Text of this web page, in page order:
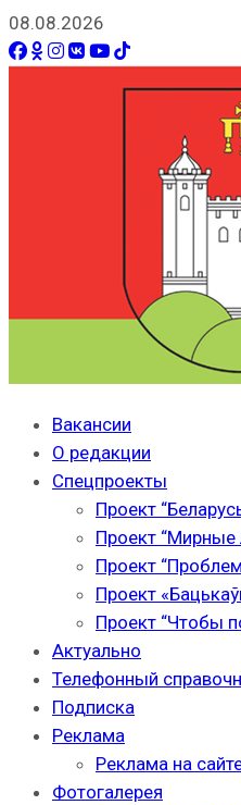
08.08.2026
Вакансии
О редакции
Спецпроекты
Проект
Проект “Мирные
Проект
Проект
Проект “Чтобы
Актуально
Телефонный
Подписка
Реклама
Реклама на
Фотогалерея